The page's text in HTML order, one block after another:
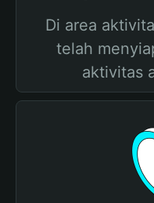
Di area
telah
aktivitas